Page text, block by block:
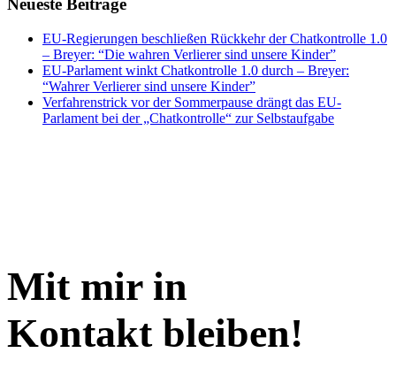
Neueste Beiträge
EU-Regierungen beschließen Rückkehr der Chatkontrolle 1.0
– Breyer: “Die wahren Verlierer sind unsere Kinder”
EU-Parlament winkt Chatkontrolle 1.0 durch – Breyer:
“Wahrer Verlierer sind unsere Kinder”
Verfahrenstrick vor der Sommerpause drängt das EU-
Parlament bei der „Chatkontrolle“ zur Selbstaufgabe
Mit mir in
Kontakt bleiben!